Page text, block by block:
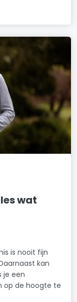
wat
is nooit fijn
kan
je een
op de hoogte te